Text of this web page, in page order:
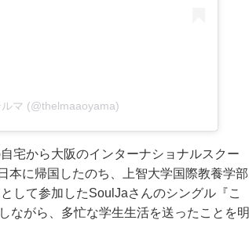
マ (@thelmaaoyama)
宅から大阪のインターナショナルスクー
本に帰国したのち、上智大学国際教養学部
して参加したSoulJaさんのシングル『こ
ながら、多忙な学生生活を送ったことを明